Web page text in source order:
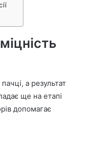
а результат
ще на етапі
допомагає